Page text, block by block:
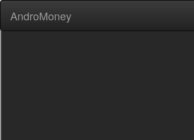
AndroMoney